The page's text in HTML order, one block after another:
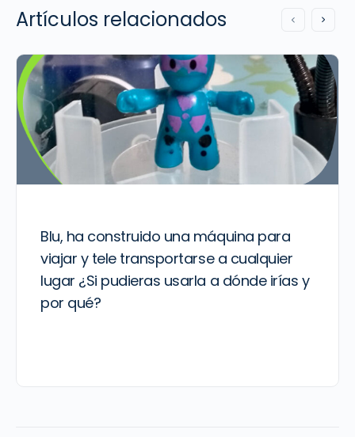
Artículos relacionados
Blu, ha construido una máquina para
viajar y tele transportarse a cualquier
lugar ¿Si pudieras usarla a dónde irías y
por qué?